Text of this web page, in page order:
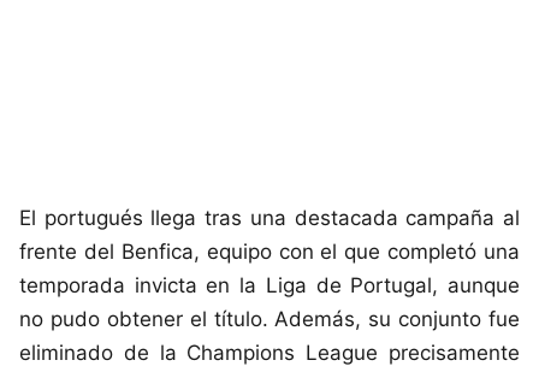
El portugués llega tras una destacada campaña al
frente del Benfica, equipo con el que completó una
temporada invicta en la Liga de Portugal, aunque
no pudo obtener el título. Además, su conjunto fue
eliminado de la Champions League precisamente